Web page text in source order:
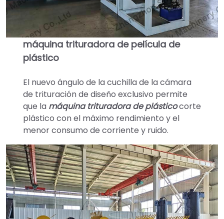
máquina trituradora de película de
plástico
El nuevo ángulo de la cuchilla de la cámara
de trituración de diseño exclusivo permite
que la máquina trituradora de plásticocorte
plástico con el máximo rendimiento y el
menor consumo de corriente y ruido.